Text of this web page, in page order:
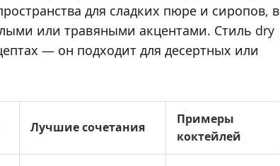
для сладких пюре и сиропов, в
или травяными акцентами. Стиль dry
— он подходит для десертных или
Лучшие сочетания
Примеры
коктейлей